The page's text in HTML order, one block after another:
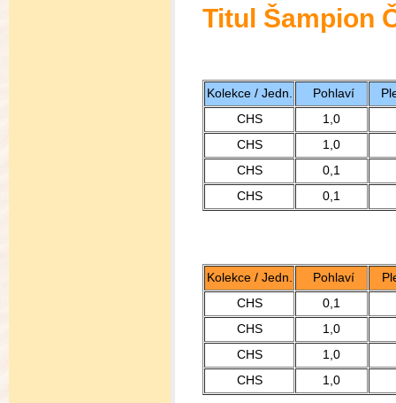
Titul Šampion
Kolekce / Jedn. Pohlaví
CHS
1,0
CHS
1,0
CHS
0,1
CHS
0,1
Kolekce / Jedn. Pohlaví
CHS
0,1
CHS
1,0
CHS
1,0
CHS
1,0